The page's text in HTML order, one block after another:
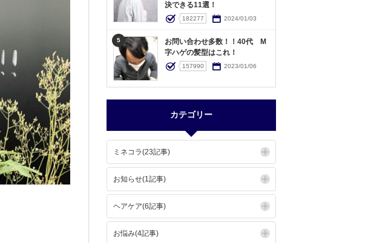
決できる11選！
182277 2024/01/03
5
お問い合わせ多数！！40代 M
字ハゲの髪型はこれ！
157990 2023/01/06
カテゴリー
ミネコラ(23記事)
お知らせ(1記事)
ヘアケア(6記事)
お悩み(4記事)